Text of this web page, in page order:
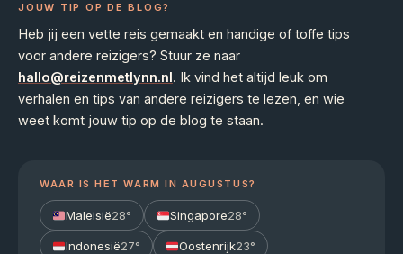
JOUW TIP OP DE BLOG?
Heb jij een vette reis gemaakt en handige of toffe tips
voor andere reizigers? Stuur ze naar
hallo@reizenmetlynn.nl. Ik vind het altijd leuk om
verhalen en tips van andere reizigers te lezen, en wie
weet komt jouw tip op de blog te staan.
WAAR IS HET WARM IN AUGUSTUS?
Maleisië28° Singapore28°
Indonesië27° Oostenrijk23°